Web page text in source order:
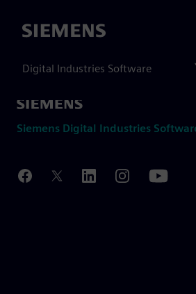
Siemens
Digital Industries Software
Siemens Digital Industries